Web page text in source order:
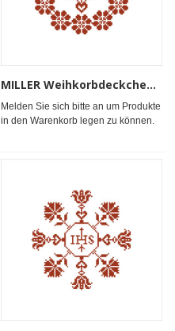
MILLER Weihkorbdeckchen, gekettelt 53x53cm
Melden Sie sich bitte an um Produkte
in den Warenkorb legen zu können.